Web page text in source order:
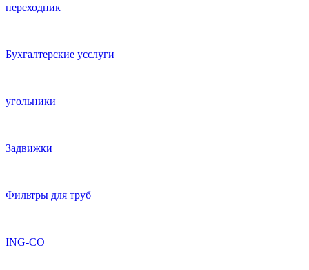
переходник
Бухгалтерские усслуги
угольники
Задвижки
Фильтры для труб
ING-CO